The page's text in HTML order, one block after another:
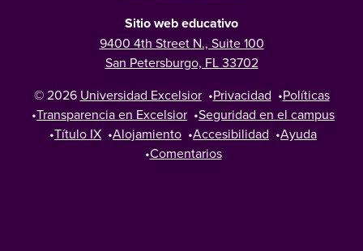
Sitio web educativo
9400 4th Street N., Suite 100
San Petersburgo, FL 33702
© 2026 Universidad Excelsior •Privacidad •Políticas
•Transparencia en Excelsior •Seguridad en el campus
•Título IX •Alojamiento •Accesibilidad •Ayuda
•Comentarios